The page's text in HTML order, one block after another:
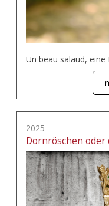
Un beau salaud,
2025
Dornröschen